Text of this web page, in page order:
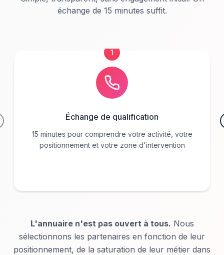
échange de 15 minutes suffit.
1
Échange de qualification
15 minutes pour comprendre votre activité, votre
positionnement et votre zone d'intervention
slide
L'annuaire n'est pas ouvert à tous. Nous
sélectionnons les partenaires en fonction de leur
positionnement, de la saturation de leur métier dans